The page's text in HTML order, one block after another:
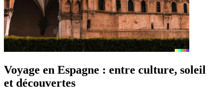
Voyage en Espagne : entre culture, soleil
et découvertes